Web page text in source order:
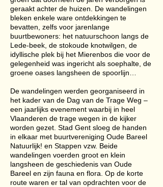
geraakt achter de huizen. De wandelingen
bleken enkele ware ontdekkingen te
bevatten, zelfs voor jarenlange
buurtbewoners: het natuurschoon langs de
Lede-beek, de stokoude knotwilgen, de
idyllische plek bij het Mierenbos die voor de
gelegenheid was ingericht als soephalte, de
groene oases langsheen de spoorlijn…
De wandelingen werden georganiseerd in
het kader van de Dag van de Trage Weg –
een jaarlijks evenement waarbij in heel
Vlaanderen de trage wegen in de kijker
worden gezet. Stad Gent sloeg de handen
in elkaar met buurtvereniging Oude Bareel
Natuurlijk! en Stappen vzw. Beide
wandelingen voerden groot en klein
langsheen de geschiedenis van Oude
Bareel en zijn fauna en flora. Op de korte
route waren er tal van opdrachten voor de